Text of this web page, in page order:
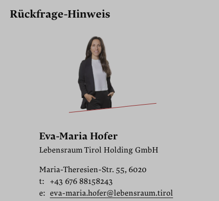
Rückfrage-Hinweis
Eva-Maria Hofer
Lebensraum Tirol Holding GmbH
Maria-Theresien-Str. 55, 6020
t:
+43 676 88158243
e: eva-maria.hofer@lebensraum.tirol